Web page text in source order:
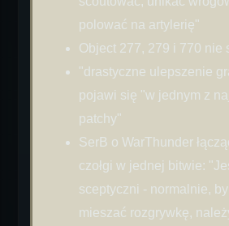
polować na artylerię"
Object 277, 279 i 770 nie
"drastyczne ulepszenie
pojawi się "w jednym z
patchy"
SerB o WarThunder
czołgi w jednej bitwie:
sceptyczni - normalnie,
mieszać rozgrywkę,